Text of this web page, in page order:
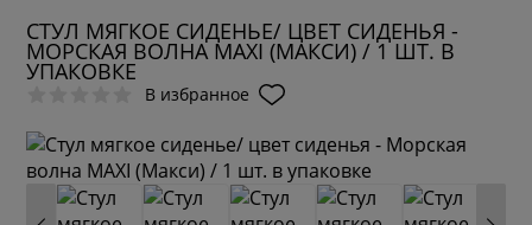
СТУЛ МЯГКОЕ СИДЕНЬЕ/ ЦВЕТ СИДЕНЬЯ -
МОРСКАЯ ВОЛНА MAXI (МАКСИ) / 1 ШТ. В
УПАКОВКЕ
В избранное